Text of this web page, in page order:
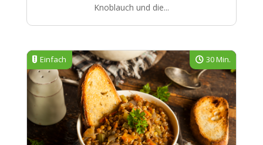
Knoblauch und die...
Einfach 30 Min.